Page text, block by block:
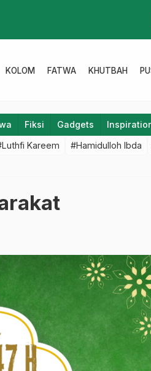
Tahun Ini
KOLOM FATWA KHUTBAH
Fiksi Gadgets
Kareem #Hamidulloh Ibda